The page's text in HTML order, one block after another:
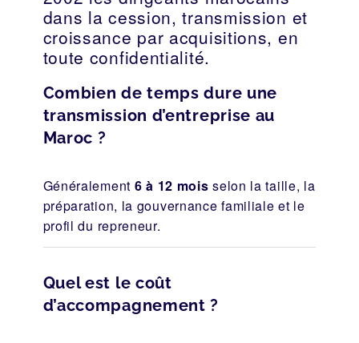
dans la cession, transmission et
croissance par acquisitions, en
toute confidentialité.
Combien de temps dure une
transmission d’entreprise au
Maroc ?
Généralement 6 à 12 mois selon la taille, la
préparation, la gouvernance familiale et le
profil du repreneur.
Quel est le coût
d’accompagnement ?